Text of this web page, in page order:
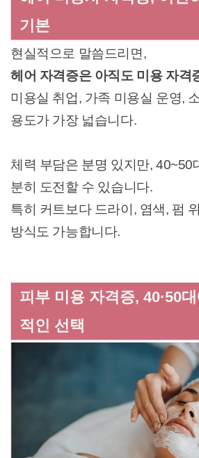
기본
현실적으로 말씀드리면,
헤어 자격증은 아직도 미용 자격
미용실 취업, 가족 미용실 운영,
용도가 가장 넓습니다.
체력 부담은 분명 있지만, 40~50
분히 도전할 수 있습니다.
특히 커트보다 드라이, 염색, 펌
방식도 가능합니다.
피부 미용 자격증, 40·50
적인 선택